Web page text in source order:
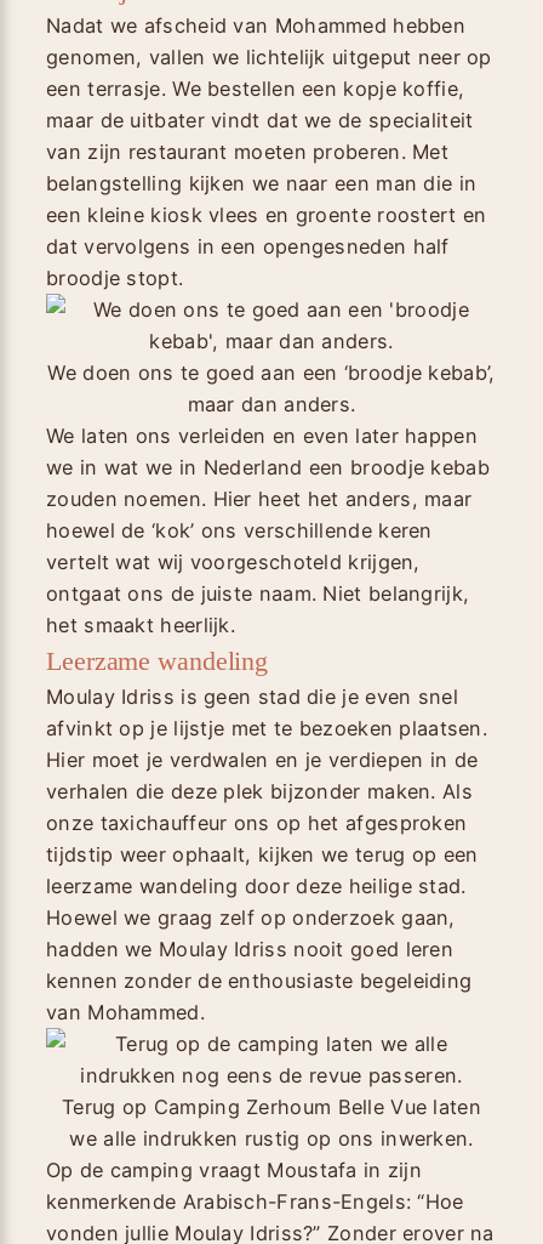
Nadat we afscheid van Mohammed hebben
genomen, vallen we lichtelijk uitgeput neer op
een terrasje. We bestellen een kopje koffie,
maar de uitbater vindt dat we de specialiteit
van zijn restaurant moeten proberen. Met
belangstelling kijken we naar een man die in
een kleine kiosk vlees en groente roostert en
dat vervolgens in een opengesneden half
broodje stopt.
We doen ons te goed aan een ‘broodje kebab’,
maar dan anders.
We laten ons verleiden en even later happen
we in wat we in Nederland een broodje kebab
zouden noemen. Hier heet het anders, maar
hoewel de ‘kok’ ons verschillende keren
vertelt wat wij voorgeschoteld krijgen,
ontgaat ons de juiste naam. Niet belangrijk,
het smaakt heerlijk.
Leerzame wandeling
Moulay Idriss is geen stad die je even snel
afvinkt op je lijstje met te bezoeken plaatsen.
Hier moet je verdwalen en je verdiepen in de
verhalen die deze plek bijzonder maken. Als
onze taxichauffeur ons op het afgesproken
tijdstip weer ophaalt, kijken we terug op een
leerzame wandeling door deze heilige stad.
Hoewel we graag zelf op onderzoek gaan,
hadden we Moulay Idriss nooit goed leren
kennen zonder de enthousiaste begeleiding
van Mohammed.
Terug op Camping Zerhoum Belle Vue laten
we alle indrukken rustig op ons inwerken.
Op de camping vraagt Moustafa in zijn
kenmerkende Arabisch-Frans-Engels: “Hoe
vonden jullie Moulay Idriss?” Zonder erover na